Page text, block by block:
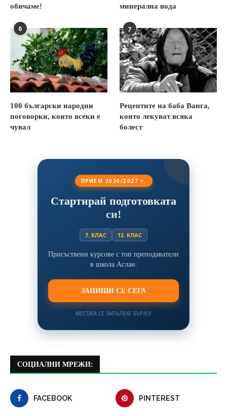
обичаме!
минерална вода
6
100 български народни
поговорки, които всеки е
чувал
7
Рецептите на баба Ванга,
които лекуват всяка
болест
ПРИЕМ 2026/2027 г.
Стартирай подготовката
си!
7. КЛАС 12. КЛАС
Присъствени курсове с топ преподаватели
в школа Аслан.
ЗАПИШИ СЕ СЕГА
МЕСТАТА СЕ ЗАПЪЛВАТ БЪРЗО!
СОЦИАЛНИ МРЕЖИ:
FACEBOOK PINTEREST